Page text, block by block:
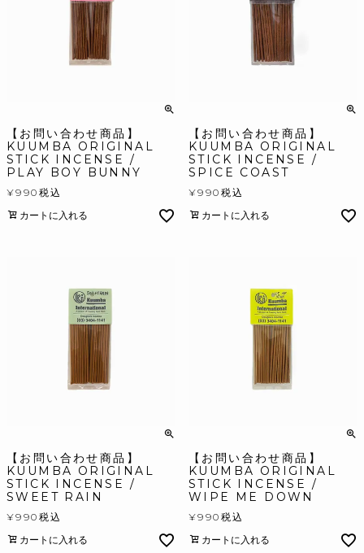
【お問い合わせ商品】
KUUMBA ORIGINAL
STICK INCENSE /
PLAY BOY BUNNY
¥990 税込
カートに入れる
【お問い合わせ商品】
KUUMBA ORIGINAL
STICK INCENSE /
SPICE COAST
¥990 税込
カートに入れる
【お問い合わせ商品】
KUUMBA ORIGINAL
STICK INCENSE /
SWEET RAIN
¥990 税込
カートに入れる
【お問い合わせ商品】
KUUMBA ORIGINAL
STICK INCENSE /
WIPE ME DOWN
¥990 税込
カートに入れる